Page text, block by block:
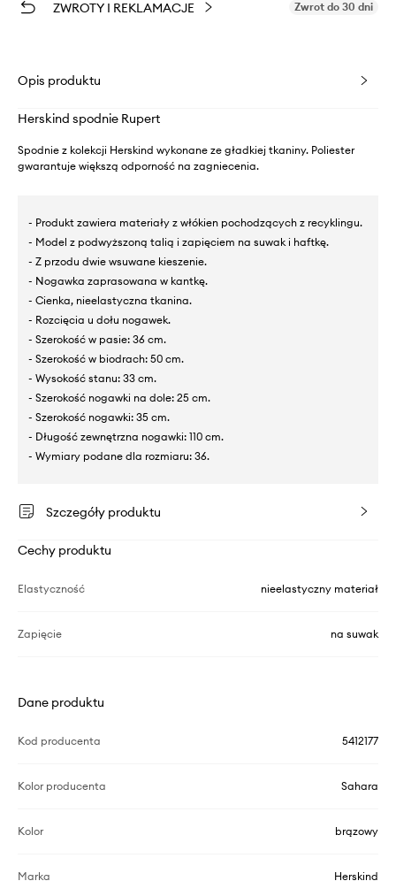
ZWROTY I REKLAMACJE Zwrot do 30 dni
Opis produktu
Herskind spodnie Rupert
Spodnie z kolekcji Herskind wykonane ze gładkiej tkaniny. Poliester
gwarantuje większą odporność na zagniecenia.
- Produkt zawiera materiały z włókien pochodzących z recyklingu.
- Model z podwyższoną talią i zapięciem na suwak i haftkę.
- Z przodu dwie wsuwane kieszenie.
- Nogawka zaprasowana w kantkę.
- Cienka, nieelastyczna tkanina.
- Rozcięcia u dołu nogawek.
- Szerokość w pasie: 36 cm.
- Szerokość w biodrach: 50 cm.
- Wysokość stanu: 33 cm.
- Szerokość nogawki na dole: 25 cm.
- Szerokość nogawki: 35 cm.
- Długość zewnętrzna nogawki: 110 cm.
- Wymiary podane dla rozmiaru: 36.
Szczegóły produktu
Cechy produktu
Elastyczność nieelastyczny materiał
Zapięcie na suwak
Dane produktu
Kod producenta 5412177
Kolor producenta Sahara
Kolor brązowy
Marka Herskind